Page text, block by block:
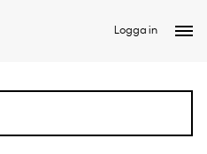
Logga in